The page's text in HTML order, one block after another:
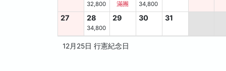
32,800 滿團 34,800
27 28
34,800
29 30 31
12月25日 行憲紀念日